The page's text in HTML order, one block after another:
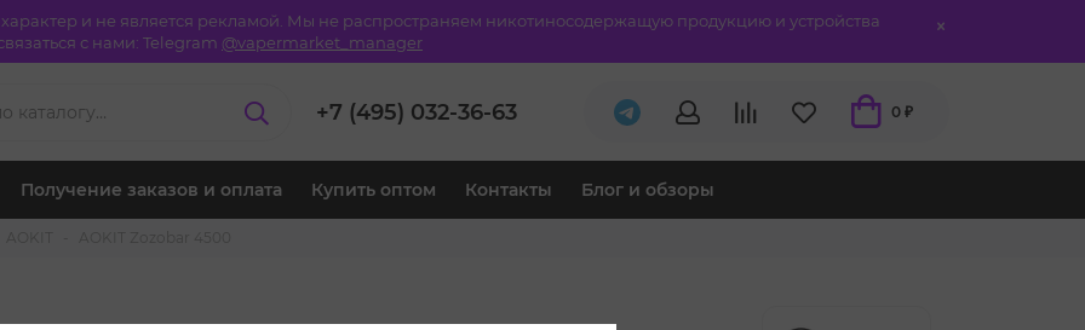
и не является рекламой. Мы не распространяем никотиносодержащую продукцию и устройства
с нами: Telegram @vapermarket_manager
+7 (495) 032-36-63 0 ₽
Получение заказов и оплата Купить оптом Контакты Блог и обзоры